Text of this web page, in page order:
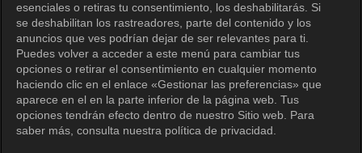
esenciales o retiras tu consentimiento, los deshabilitarás. Si
se deshabilitan los rastreadores, parte del contenido y los
anuncios que ves podrían dejar de ser relevantes para ti.
Puedes volver a acceder a este menú para cambiar tus
opciones o retirar el consentimiento en cualquier momento
haciendo clic en el enlace «Gestionar las preferencias» que
aparece en el en la parte inferior de la página web. Tus
opciones tendrán efecto dentro de nuestro Sitio web. Para
saber más, consulta nuestra política de privacidad.